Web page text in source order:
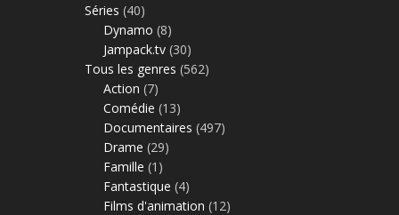
Séries (40)
Dynamo (8)
Jampack.tv (30)
Tous les genres (562)
Action (7)
Comédie (13)
Documentaires (497)
Drame (29)
Famille (1)
Fantastique (4)
Films d'animation (12)